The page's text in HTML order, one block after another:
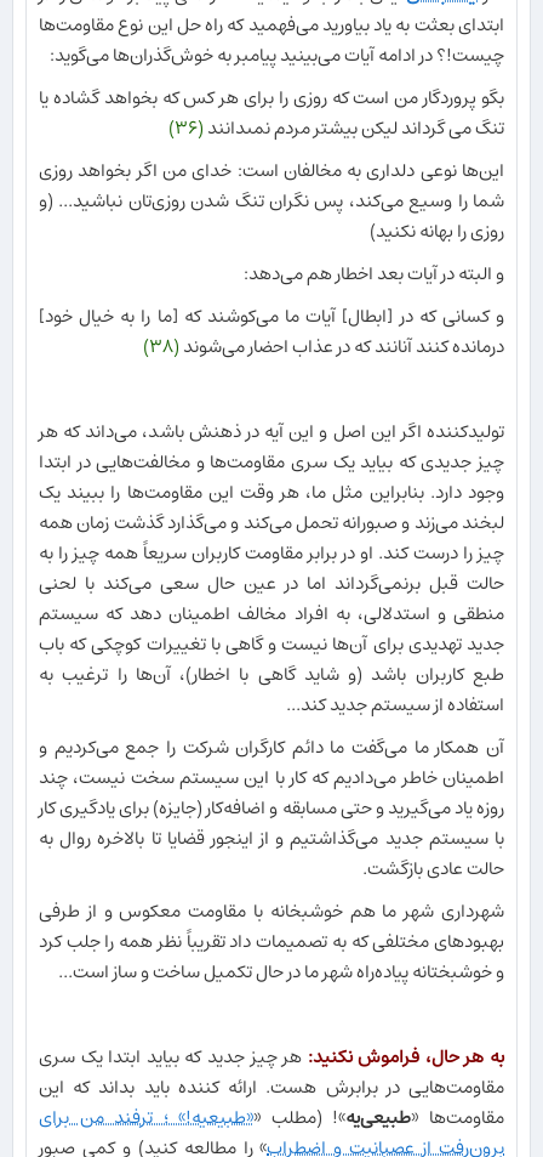
ابتدای بعثت به یاد بیاورید می‌فهمید که راه حل این نوع مقاومت‌ها
چیست!؟ در ادامه آیات می‌بینید پیامبر به خوش‌گذران‌ها می‌گوید:
بگو پروردگار من است كه روزى را براى هر كس كه بخواهد گشاده يا
تنگ مى گرداند ليكن بيشتر مردم نمى‏دانند(۳۶)
این‌ها نوعی دلداری به مخالفان است: خدای من اگر بخواهد روزی
شما را وسیع می‌کند، پس نگران تنگ شدن روزی‌تان نباشید... (و
روزی را بهانه نکنید)
و البته در آیات بعد اخطار هم می‌دهد:
و كسانى كه در [ابطال] آيات ما مى‏‌كوشند كه [ما را به خيال خود]
درمانده كنند آنانند كه در عذاب احضار مى‏‌شوند(۳۸)
تولیدکننده اگر این اصل و این آیه در ذهنش باشد، می‌داند که هر
چیز جدیدی که بیاید یک سری مقاومت‌ها و مخالفت‌هایی در ابتدا
وجود دارد. بنابراین مثل ما، هر وقت این مقاومت‌ها را ببیند یک
لبخند می‌زند و صبورانه تحمل می‌کند و می‌گذارد گذشت زمان همه
چیز را درست کند. او در برابر مقاومت کاربران سریعاً همه چیز را به
حالت قبل برنمی‌گرداند اما در عین حال سعی می‌کند با لحنی
منطقی و استدلالی، به افراد مخالف اطمینان دهد که سیستم
جدید تهدیدی برای آن‌ها نیست و گاهی با تغییرات کوچکی که باب
طبع کاربران باشد (و شاید گاهی با اخطار)، آن‌ها را ترغیب به
استفاده از سیستم جدید کند...
آن همکار ما می‌گفت ما دائم کارگران شرکت را جمع می‌کردیم و
اطمینان خاطر می‌دادیم که کار با این سیستم سخت نیست، چند
روزه یاد می‌گیرید و حتی مسابقه و اضافه‌کار (جایزه) برای یادگیری کار
با سیستم جدید می‌گذاشتیم و از اینجور قضایا تا بالاخره روال به
حالت عادی بازگشت.
شهرداری شهر ما هم خوشبخانه با مقاومت معکوس و از طرفی
بهبودهای مختلفی که به تصمیمات داد تقریباً نظر همه را جلب کرد
و خوشبختانه پیاده‌راه شهر ما در حال تکمیل ساخت و ساز است...
به هر حال، فراموش نکنید: هر چیز جدید که بیاید ابتدا یک سری
مقاومت‌هایی در برابرش هست. ارائه کننده باید بداند که این
مقاومت‌ها «طبیعی‌یه»! (مطلب ««طبیعیه!» ؛ ترفند من برای
برون‌رفت از عصبانیت و اضطراب» را مطالعه کنید) و کمی صبور